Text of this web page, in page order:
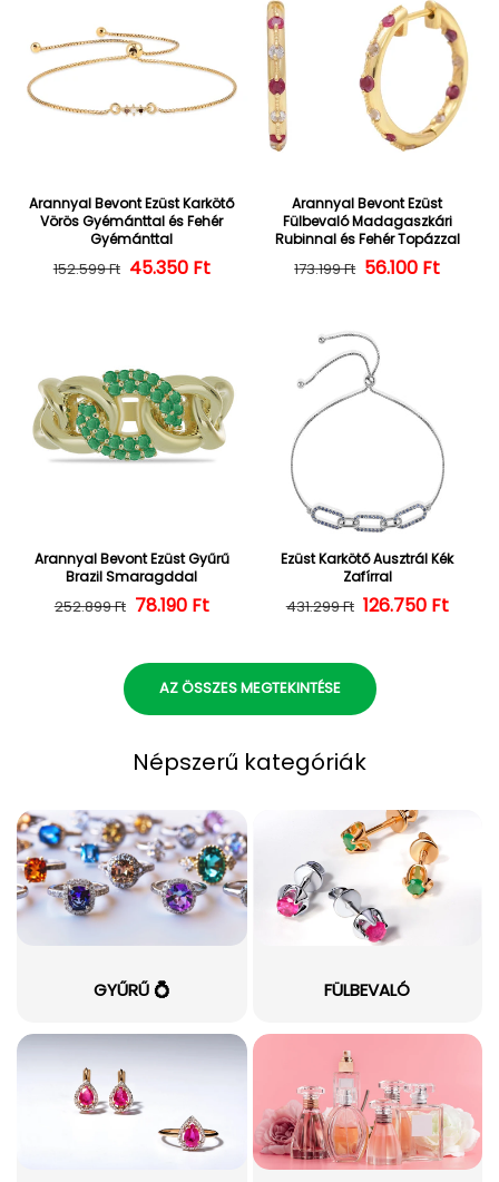
Arannyal Bevont Ezüst Karkötő
Vörös Gyémánttal és Fehér
Gyémánttal
Normál ár
152.599 Ft Kedvezményes ár
45.350 Ft
Arannyal Bevont Ezüst
Fülbevaló Madagaszkári
Rubinnal és Fehér Topázzal
Normál ár
173.199 Ft 56.100 Ft
Arannyal Bevont Ezüst Gyűrű
Brazil Smaragddal
Normál ár
252.899 Ft Kedvezményes ár
78.190 Ft
Ezüst Karkötő Ausztrál Kék
Zafírral
Normál ár
431.299 Ft 126.750 Ft
AZ ÖSSZES MEGTEKINTÉSE
Népszerű kategóriák
GYŰRŰ 💍 FÜLBEVALÓ